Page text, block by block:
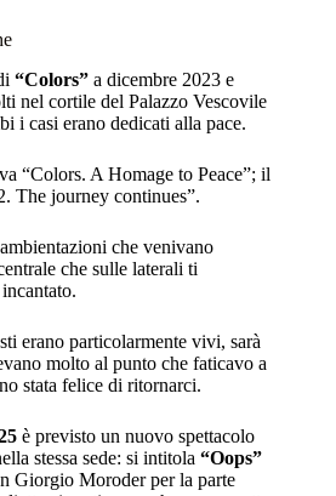
“Colors” a dicembre 2023 e
nel cortile del Palazzo Vescovile
i casi erano dedicati alla pace.
“Colors. A Homage to Peace”; il
The journey continues”.
che venivano
che sulle laterali ti
erano particolarmente vivi, sarà
molto al punto che faticavo a
stata felice di ritornarci.
è previsto un nuovo spettacolo
stessa sede: si intitola “Oops”
Giorgio Moroder per la parte